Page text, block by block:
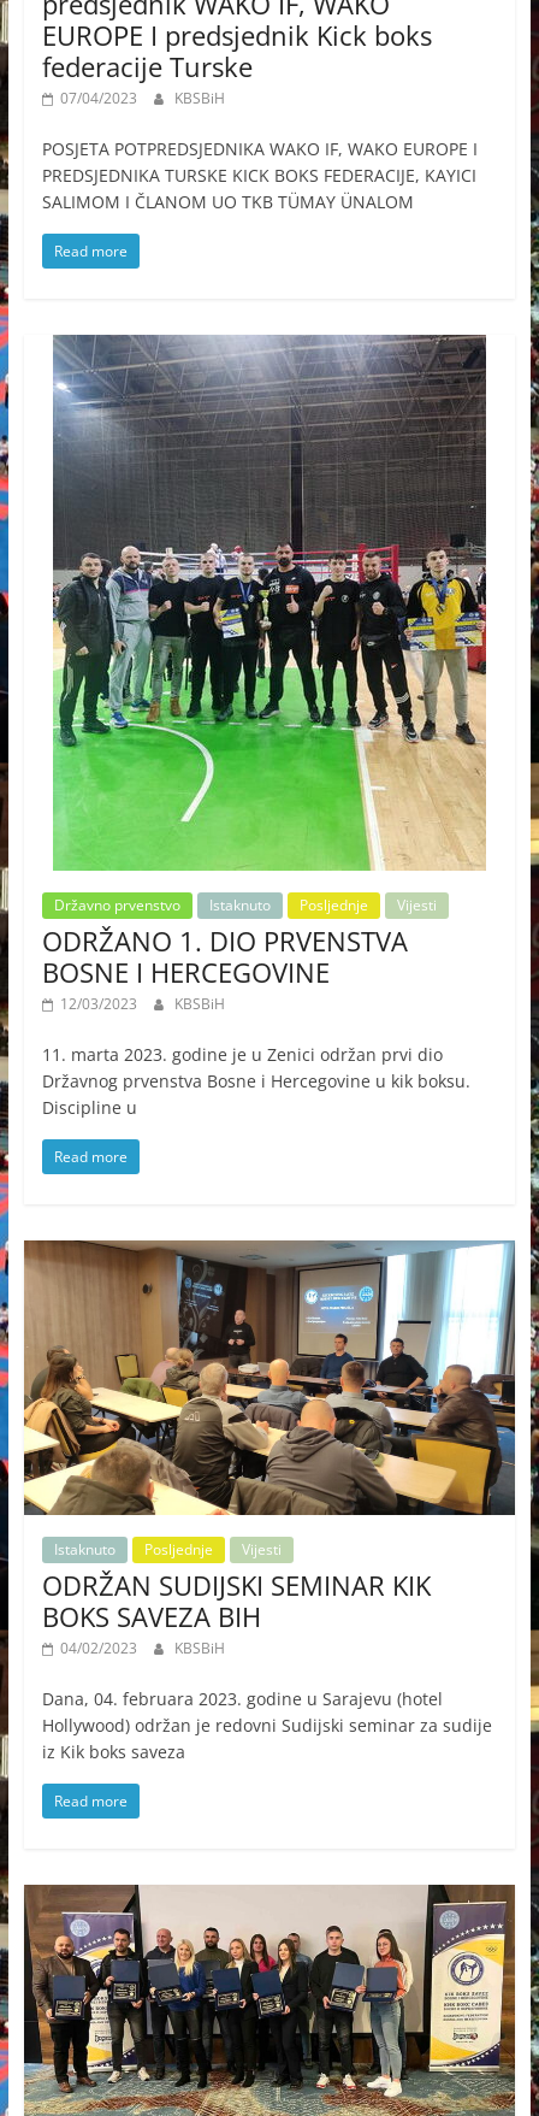
EUROPE I predsjednik Kick boks
federacije Turske
07/04/2023 KBSBiH
POSJETA POTPREDSJEDNIKA WAKO IF, WAKO EUROPE I
PREDSJEDNIKA TURSKE KICK BOKS FEDERACIJE, KAYICI
SALIMOM I ČLANOM UO TKB TÜMAY ÜNALOM
Read more
Državno prvenstvo Istaknuto Posljednje Vijesti
ODRŽANO 1. DIO PRVENSTVA
BOSNE I HERCEGOVINE
12/03/2023 KBSBiH
11. marta 2023. godine je u Zenici održan prvi dio
Državnog prvenstva Bosne i Hercegovine u kik boksu.
Discipline u
Read more
Istaknuto Posljednje Vijesti
ODRŽAN SUDIJSKI SEMINAR KIK
BOKS SAVEZA BIH
04/02/2023 KBSBiH
Dana, 04. februara 2023. godine u Sarajevu (hotel
Hollywood) održan je redovni Sudijski seminar za sudije
iz Kik boks saveza
Read more